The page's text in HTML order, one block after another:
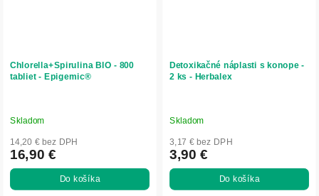
Chlorella+Spirulina BIO - 800
tabliet - Epigemic®
Skladom
14,20 € bez DPH
16,90 €
Do košíka
Detoxikačné náplasti s konope -
2 ks - Herbalex
Skladom
3,17 € bez DPH
3,90 €
Do košíka